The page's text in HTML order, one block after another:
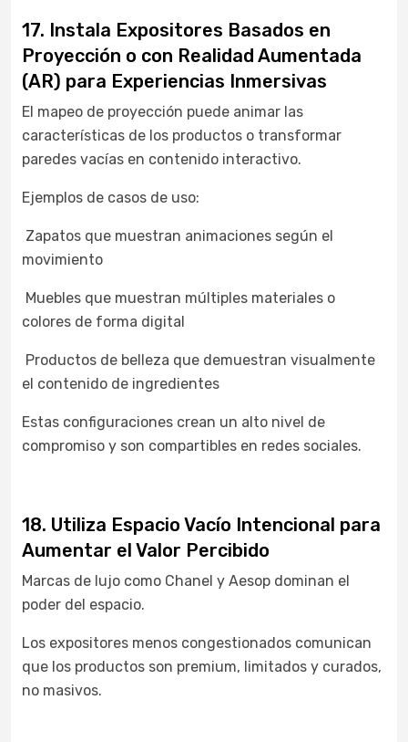
17. Instala Expositores Basados en
Proyección o con Realidad Aumentada
(AR) para Experiencias Inmersivas
El mapeo de proyección puede animar las
características de los productos o transformar
paredes vacías en contenido interactivo.
Ejemplos de casos de uso:
Zapatos que muestran animaciones según el
movimiento
Muebles que muestran múltiples materiales o
colores de forma digital
Productos de belleza que demuestran visualmente
el contenido de ingredientes
Estas configuraciones crean un alto nivel de
compromiso y son compartibles en redes sociales.
18. Utiliza Espacio Vacío Intencional para
Aumentar el Valor Percibido
Marcas de lujo como Chanel y Aesop dominan el
poder del espacio.
Los expositores menos congestionados comunican
que los productos son premium, limitados y curados,
no masivos.